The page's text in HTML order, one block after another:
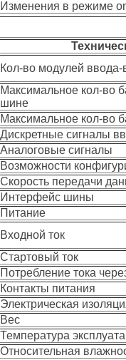
Изменения в режиме
Кол-во модулей
Максимальное кол-во
шине
Максимальное кол-во
Дискретные сигналы
Аналоговые сигналы
Возможности
Скорость передачи
Интерфейс шины
Питание
Входной ток
Стартовый ток
Потребление тока
Контакты питания
Электрическая
Вес
Температура
Относительная